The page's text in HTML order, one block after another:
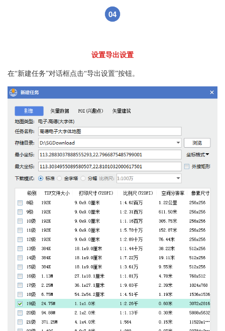
04
设置导出设置
在“新建任务”对话框点击“导出设置”按钮。